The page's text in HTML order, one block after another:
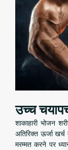
उच्च
शाकाहारी भोजन
अतिरिक्त ऊर्जा
मरम्मत करने पर